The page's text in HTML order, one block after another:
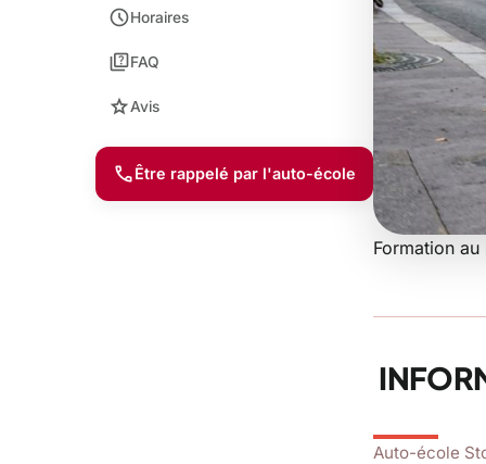
scheduleHoraires
quizFAQ
starAvis
callÊtre rappelé par l'auto-école
3,6star
Formation
Auto-école